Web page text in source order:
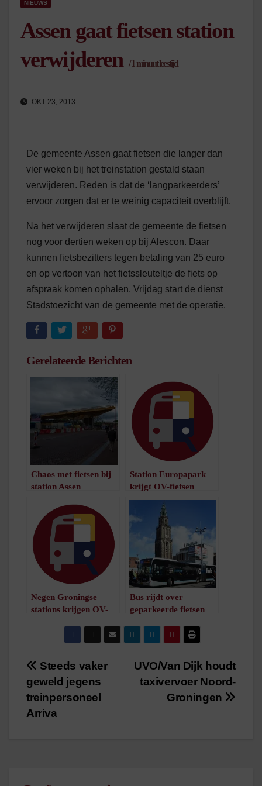
NIEUWS
Assen gaat fietsen station
verwijderen /1 minuut leestijd
OKT 23, 2013
De gemeente Assen gaat fietsen die langer dan
vier weken bij het treinstation gestald staan
verwijderen. Reden is dat de ‘langparkeerders’
ervoor zorgen dat er te weinig capaciteit overblijft.
Na het verwijderen slaat de gemeente de fietsen
nog voor dertien weken op bij Alescon. Daar
kunnen fietsbezitters tegen betaling van 25 euro
en op vertoon van het fietssleuteltje de fiets op
afspraak komen ophalen. Vrijdag start de dienst
Stadstoezicht van de gemeente met de operatie.
Gerelateerde Berichten
Chaos met fietsen bij
station Assen
Station Europapark
krijgt OV-fietsen
/1minuut leestijd
Negen Groningse
stations krijgen OV-
minuut leestijd
Bus rijdt over
geparkeerde fietsen
minuut leestijd
Bericht
navigatie
UVO/Van Dijk houdt
taxivervoer Noord-
Groningen
Steeds vaker
geweld jegens
treinpersoneel
Arriva